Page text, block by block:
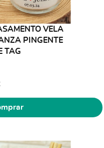
VELA
PINGENTE
TAG